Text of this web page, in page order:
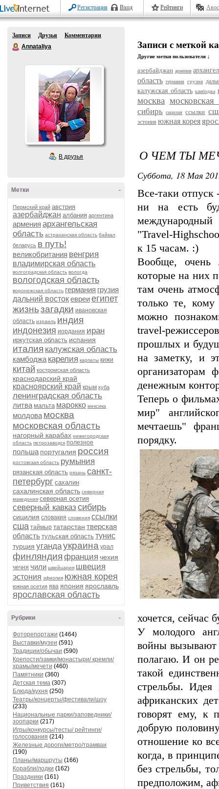
Регистрация Вход Рейтинги
Записи Друзья
Комментарии
Annataliya
В друзья
-
Метки
Пермский край австрия
азербайджан албания аргентина
армения архангельская
область астраханская область байкал
беларусь в путь!
великобритания венгрия
владимирская область
волгоградская область вологда
вологодская область
воронежская область германия грузия
дальний востокевреиегипет
жизньзагадки ивановская
область израиль индия
индонезия иордания иран
иркутская область испания
италия калужская область
камбоджа карелия карпаты кижи
китай костромская область
краснодарский край
красноярский край крым куба
ленинградская область
литва мальта марокко мексика
молдова москва
московская область
нагорный карабах нижегородская
область петрозаводск полезное
польша португалия россия
ростовская область румыния
рязанская область рязань санкт-
петербург сахалин
сахалинская область северная
македония северная осетия
северный кавказ сибирь
сицилия словакия словения ссылки
сша таймыр татарстан тверская
область тульская область тунис
турция угандаукраина урал
финляндия франция чехия
чечня чили швейцария швеция
эстония эфиопия южная корея
южная осетия ява япония ярославль
ярославская область
-
Рубрики
Фоторепортажи (1464)
Выставки/музеи (591)
Традиции/обычаи (590)
Крепости/замки/монастыри/ кремли/
храмы/мечети (460)
Памятники (360)
Детская тема (307)
Блюда/кухня (250)
Театры/концерты/фестивали/шоу
(233)
Национальные парки/заповедники/
зоопарки (217)
Игры/конкурсы/тесты/ рейтинги/
голосования (214)
Железные дороги/метро/трамваи
(190)
Планы/маршруты (166)
Корабли/лодки (162)
Праздники (161)
Приветствия (161)
Записи с меткой
Другие метки пользователя ↓
азербайджан армения
область германия грузия
калужская область камбоджа
москва московская
сибирь сицилия ссылки
эстония южная корея
О ЧЕМ ТЫ
Суббота, 18 Мая
Все-таки отпуск
ни на есть
"Travel-
к 15 часам. :)
Вообще, очень
которые на них
там очень
только те, кому
можно
travel-
прошлых и
на заметку, и
организаторам
денежным
Теперь о
мир"
мечтаешь"
порядку.
хочется, сейчас
У молодого
войны вызывают
полагаю. И он
такой
стрельбы.
африканских
говорят ему, к
добрую
отношение ко
когда, в
без стрельбы,
предположим,